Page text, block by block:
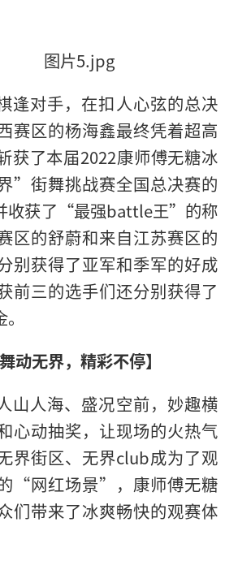
逢对手，在扣人心弦的总决
赛区的杨海鑫最终凭着超高
获了本届2022康师傅无糖冰
”街舞挑战赛全国总决赛的
收获了“最强battle王” 的称
区的舒蔚和来自江苏赛区的
别获得了亚军和季军的好成
前三的选手们还分别获得了
舞动无界，精彩不停】
山人海、盛况空前，妙趣横
心动抽奖，让现场的火热气
界街区、无界club成为了观
“网红场景”，康师傅无糖
们带来了冰爽畅快的观赛体